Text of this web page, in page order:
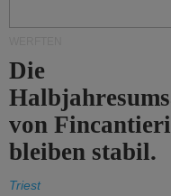
Die
von Fincantieri
bleiben stabil.
Triest